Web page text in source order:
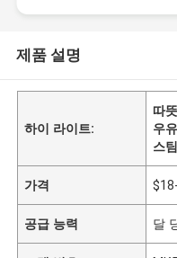
제품 설명
하이 라이트:
따
우
스
가격
공급 능력 달